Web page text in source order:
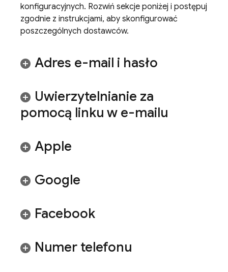
konfiguracyjnych. Rozwiń sekcje poniżej i postępuj
zgodnie z instrukcjami, aby skonfigurować
poszczególnych dostawców.
Adres e-mail i hasło
Uwierzytelnianie za
pomocą linku w e-mailu
Apple
Google
Facebook
Numer telefonu